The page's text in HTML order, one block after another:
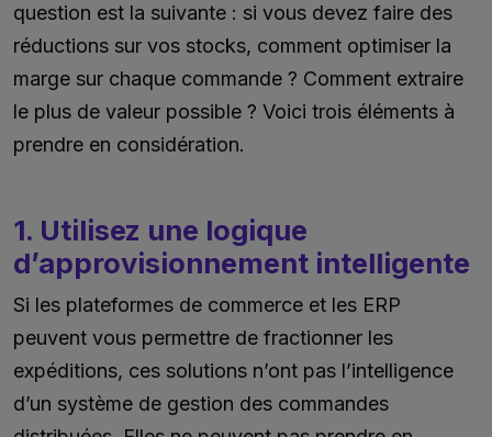
question est la suivante : si vous devez faire des
réductions sur vos stocks, comment optimiser la
marge sur chaque commande ? Comment extraire
le plus de valeur possible ? Voici trois éléments à
prendre en considération.
1. Utilisez une logique
d’approvisionnement intelligente
Si les plateformes de commerce et les ERP
peuvent vous permettre de fractionner les
expéditions, ces solutions n’ont pas l’intelligence
d’un système de gestion des commandes